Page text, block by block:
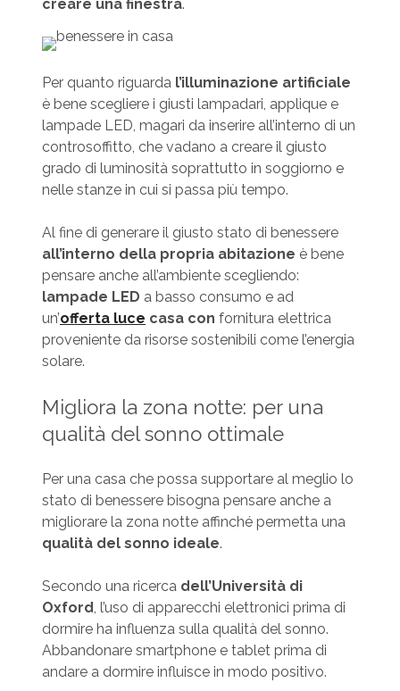
creare una finestra.
Per quanto riguarda l’illuminazione artificiale
è bene scegliere i giusti lampadari, applique e
lampade LED, magari da inserire all’interno di un
controsoffitto, che vadano a creare il giusto
grado di luminosità soprattutto in soggiorno e
nelle stanze in cui si passa più tempo.
Al fine di generare il giusto stato di benessere
all’interno della propria abitazione è bene
pensare anche all’ambiente scegliendo:
lampade LED a basso consumo e ad
un’offerta luce casa con fornitura elettrica
proveniente da risorse sostenibili come l’energia
solare.
Migliora la zona notte: per una
qualità del sonno ottimale
Per una casa che possa supportare al meglio lo
stato di benessere bisogna pensare anche a
migliorare la zona notte affinché permetta una
qualità del sonno ideale.
Secondo una ricerca dell’Università di
Oxford, l’uso di apparecchi elettronici prima di
dormire ha influenza sulla qualità del sonno.
Abbandonare smartphone e tablet prima di
andare a dormire influisce in modo positivo.